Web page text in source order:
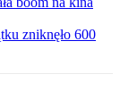
zniknęło 600